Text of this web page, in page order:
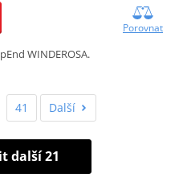
Porovnat
WINDEROSA.
41 Další
další 21